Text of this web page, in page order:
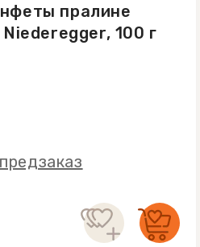
пралине
100 г
предзаказ